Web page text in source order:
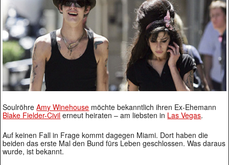
SoulröhreAmy Winehouse möchte bekanntlich ihren Ex-Ehemann
Blake Fielder-Civil erneut heiraten – am liebsten in Las Vegas.
Auf keinen Fall in Frage kommt dagegen Miami. Dort haben die
beiden das erste Mal den Bund fürs Leben geschlossen. Was daraus
wurde, ist bekannt.